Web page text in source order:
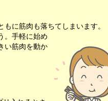
に筋肉も落ちてしまいます。
。手軽に始め
い筋肉を動か